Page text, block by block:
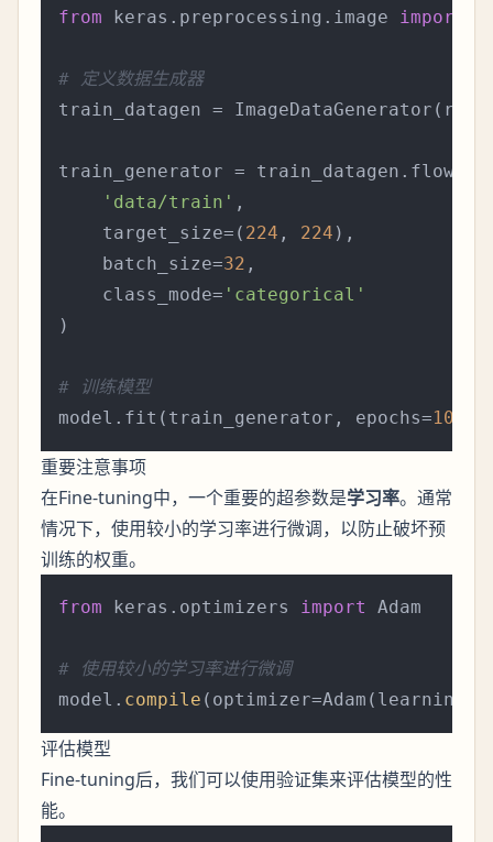
from keras.preprocessing.image import
# 定义数据生成器
train_datagen =
train_generator =
'data/train' ,
    target_size=(
224 , 224 ),
    batch_size=
32 ,
    class_mode=
'categorical'
)
# 训练模型
model.fit(train_generator, epochs=10
重要注意事项
在Fine-tuning中，一个重要的超参数是学习率。通常
情况下，使用较小的学习率进行微调，以防止破坏预
训练的权重。
from keras.optimizers import Adam
# 使用较小的学习率进行微调
model. compile
评估模型
Fine-tuning后，我们可以使用验证集来评估模型的性
能。